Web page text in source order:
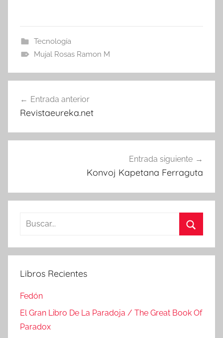
Tecnología
Mujal Rosas Ramon M
de
Entrada anterior
Revistaeureka.net
Entrada siguiente
Konvoj Kapetana Ferraguta
Buscar:
Libros Recientes
Fedón
El Gran Libro De La Paradoja / The Great Book Of
Paradox